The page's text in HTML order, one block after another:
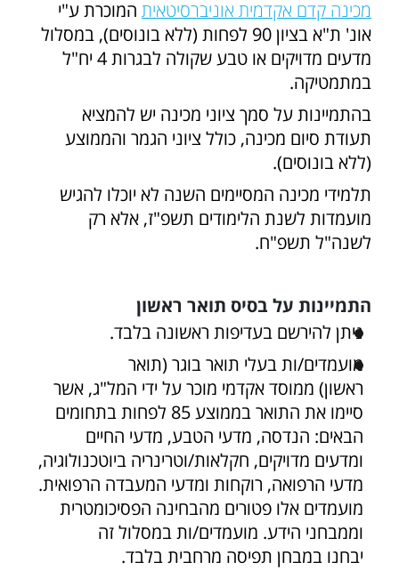
מכינה קדם אקדמית אוניברסיטאית המוכרת ע"י
אונ' ת"א בציון 90 לפחות (ללא בונוסים), במסלול
מדעים מדויקים או טבע שקולה לבגרות 4 יח"ל
במתמטיקה.
בהתמיינות על סמך ציוני מכינה יש להמציא
תעודת סיום מכינה, כולל ציוני הגמר והממוצע
(ללא בונוסים).
תלמידי מכינה המסיימים השנה לא יוכלו להגיש
מועמדות לשנת הלימודים תשפ"ז, אלא רק
לשנה"ל תשפ"ח.
התמיינות על בסיס תואר ראשון
ניתן להירשם בעדיפות ראשונה בלבד.
מועמדים/ות בעלי תואר בוגר (תואר
ראשון) ממוסד אקדמי מוכר על ידי המל"ג, אשר
סיימו את התואר בממוצע 85 לפחות בתחומים
הבאים: הנדסה, מדעי הטבע, מדעי החיים
ומדעים מדויקים, חקלאות/וטרינריה ביוטכנולוגיה,
מדעי הרפואה, רוקחות ומדעי המעבדה הרפואית.
מועמדים אלו פטורים מהבחינה הפסיכומטרית
וממבחני הידע. מועמדים/ות במסלול זה
יבחנו במבחן תפיסה מרחבית בלבד.